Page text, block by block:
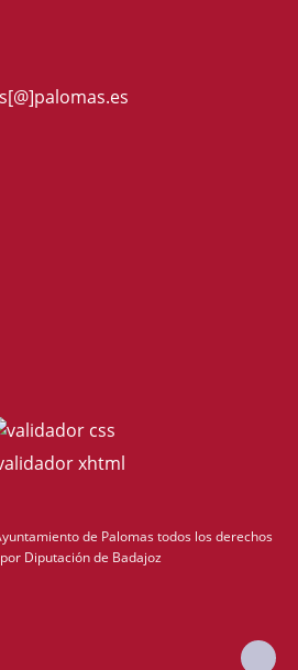
de Palomas todos los derechos
Diputación de Badajoz